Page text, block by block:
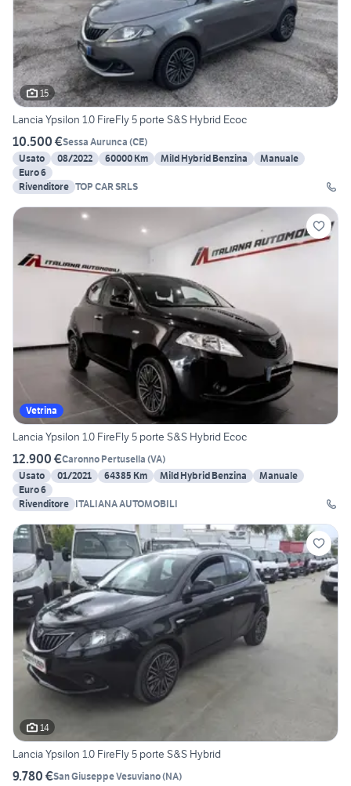
15
Lancia Ypsilon 1.0 FireFly 5 porte S&S Hybrid Ecoc
10.500 €Sessa Aurunca (CE)
Usato
08/2022 60000 Km Mild Hybrid Benzina
Manuale
Euro 6
Rivenditore TOP CAR SRLS
Vetrina
Lancia Ypsilon 1.0 FireFly 5 porte S&S Hybrid Ecoc
12.900 €Caronno Pertusella (VA)
Usato
01/2021 64385 Km Mild Hybrid Benzina
Manuale
Euro 6
Rivenditore ITALIANA AUTOMOBILI
14
Lancia Ypsilon 1.0 FireFly 5 porte S&S Hybrid
9.780 €San Giuseppe Vesuviano(NA)